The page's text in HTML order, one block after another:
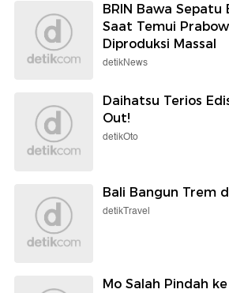
BRIN Bawa Sepatu
Saat Temui
Diproduksi Massal
detikNews
Daihatsu Terios
Out!
detikOto
Bali Bangun Trem
detikTravel
Mo Salah Pindah